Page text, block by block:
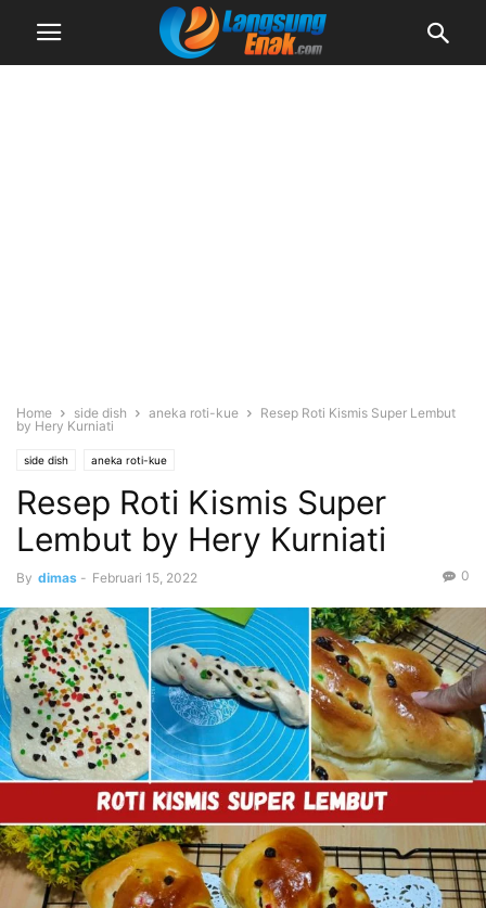
Home side dish aneka roti-kue
Resep Roti Kismis Super Lembut
by Hery Kurniati
side dish aneka roti-kue
Resep Roti Kismis Super
Lembut by Hery Kurniati
By dimas - Februari 15, 2022 0